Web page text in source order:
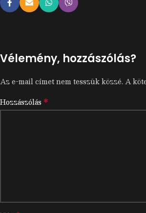
Vélemény, hozzászólás?
Az e-mail címet nem tesszük közzé.A
Hozzászólás *